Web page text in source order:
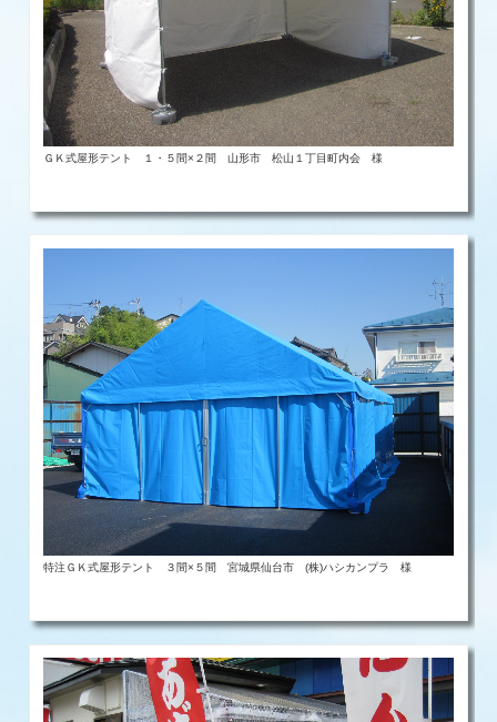
ＧＫ式屋形テント １・５間×２間 山形市 松山１丁目町内会 様
特注ＧＫ式屋形テント ３間×５間 宮城県仙台市 (株)ハシカンプラ 様